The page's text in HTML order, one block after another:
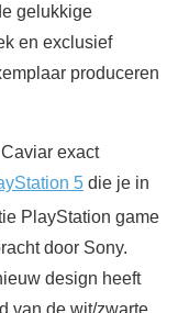
gelukkige
en exclusief
produceren
exact
5 die je in
PlayStation game
door Sony.
design heeft